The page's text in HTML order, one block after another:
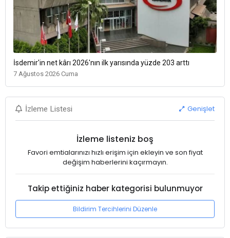
İsdemir'in net kârı 2026'nın ilk yarısında yüzde 203 arttı
7 Ağustos 2026 Cuma
İzleme Listesi Genişlet
İzleme listeniz boş
Favori emtialarınızı hızlı erişim için ekleyin ve son fiyat
değişim haberlerini kaçırmayın.
Takip ettiğiniz haber kategorisi bulunmuyor
Bildirim Tercihlerini Düzenle